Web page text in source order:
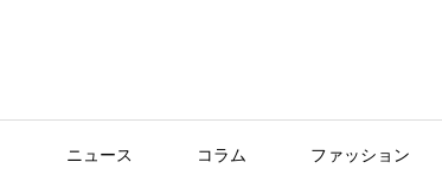
ニュース コラム ファッション